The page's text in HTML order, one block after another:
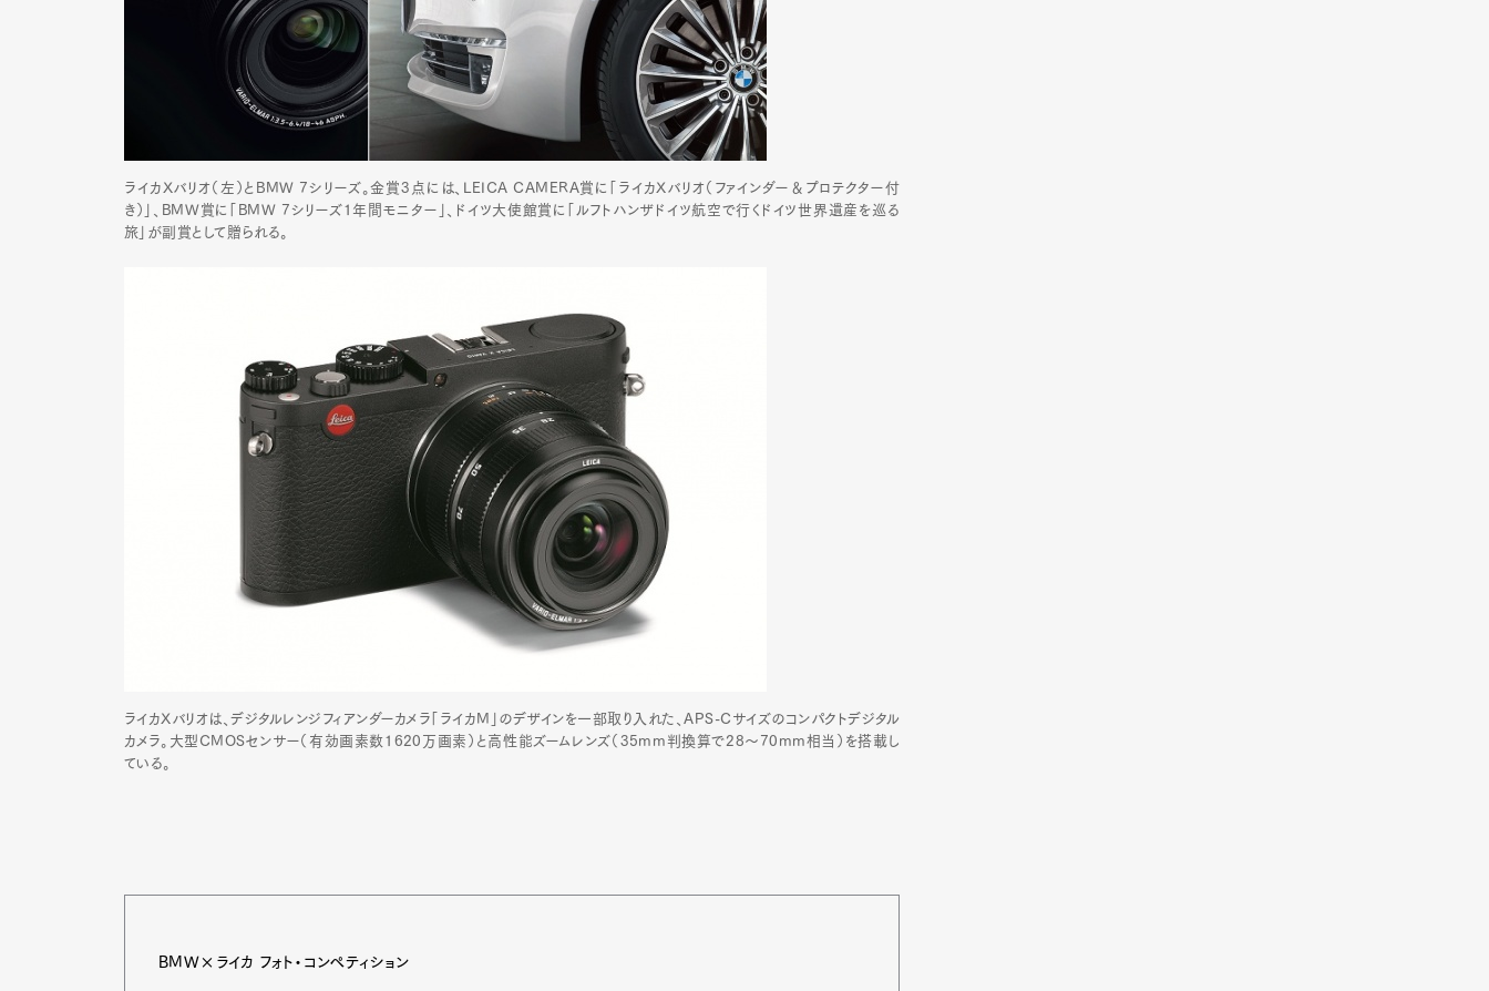
ライカXバリオ（左）とBMW 7シリーズ。金賞3点には、LEICA CAMERA賞に「ライカXバリオ（ファインダー＆プロテクター付
き）」、BMW賞に「BMW 7シリーズ1年間モニター」、ドイツ大使館賞に「ルフトハンザドイツ航空で行くドイツ世界遺産を巡る
旅」が副賞として贈られる。
ライカXバリオは、デジタルレンジフィアンダーカメラ「ライカM」のデザインを一部取り入れた、APS-Cサイズのコンパクトデジタル
カメラ。大型CMOSセンサー（有効画素数1620万画素）と高性能ズームレンズ（35mm判換算で28～70mm相当）を搭載し
ている。
BMW×ライカ フォト・コンペティション